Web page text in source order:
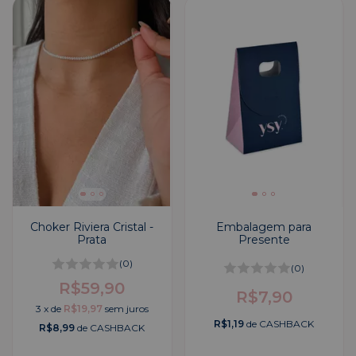
Choker Riviera Cristal -
Prata
(0)
R$59,90
3 x de R$19,97 sem juros
R$8,99 de CASHBACK
Embalagem para
Presente
(0)
R$7,90
R$1,19 de CASHBACK